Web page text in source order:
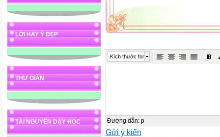
LỜI HAY Ý ĐẸP
THƯ GIÃN
TÀI NGUYÊN DẠY HỌC
Kích thước font
Đường dẫn: p
Gửi ý kiến